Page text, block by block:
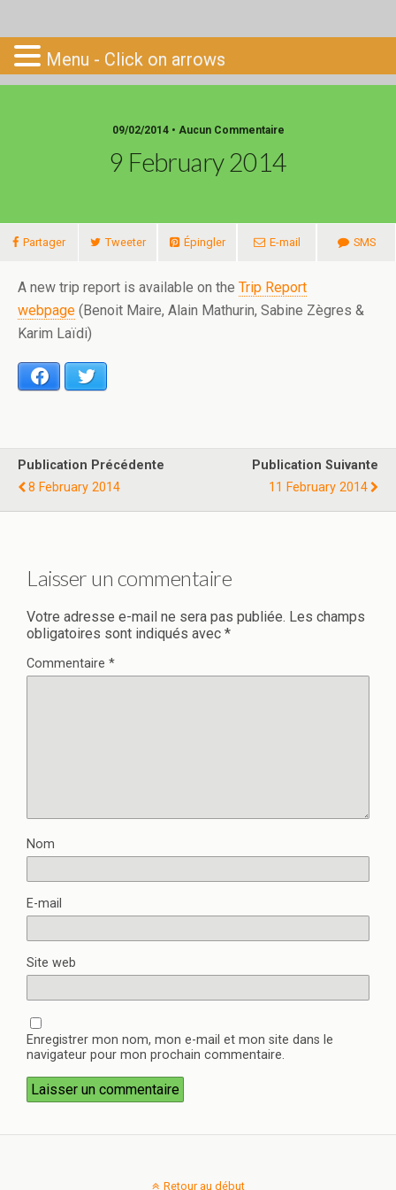
Go-South
09/02/2014 • Aucun Commentaire
9 February 2014
Partager Tweeter Épingler E-mail SMS
A new trip report is available on the Trip Report
webpage (Benoit Maire, Alain Mathurin, Sabine Zègres &
Karim Laïdi)
Facebook
Publication Précédente
8 February 2014
Publication Suivante
11 February 2014
Laisser un commentaire
Votre adresse e-mail ne sera pas publiée. Les champs
obligatoires sont indiqués avec *
Commentaire *
Nom
E-mail
Site web
Enregistrer mon nom, mon e-mail et mon site dans le
navigateur pour mon prochain commentaire.
Retour au début
Menu - Click on arrows